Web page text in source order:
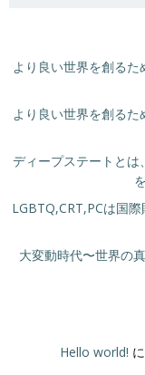
より良い世界を創る
より良い世界を創る
ディープステートと
LGBTQ,CRT,PCは国
大変動時代〜世界の
Hello world! に